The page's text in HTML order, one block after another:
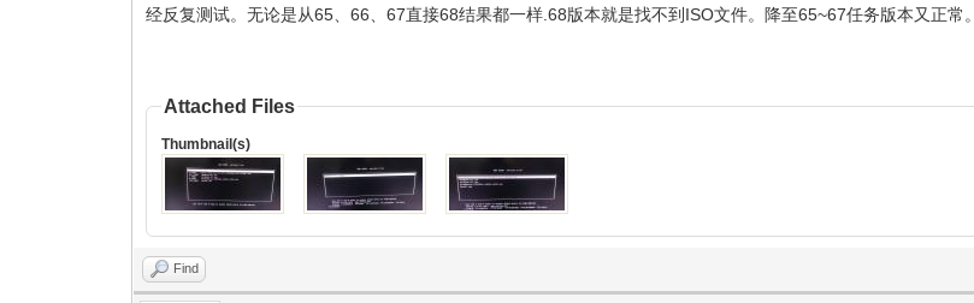
经反复测试。无论是从65、66、67直接68结果都一样.68版本就是找不到ISO文件。降至65~67任务版本又正常。
Attached Files
Thumbnail(s)
Find